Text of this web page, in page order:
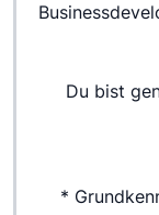
Du bist
*